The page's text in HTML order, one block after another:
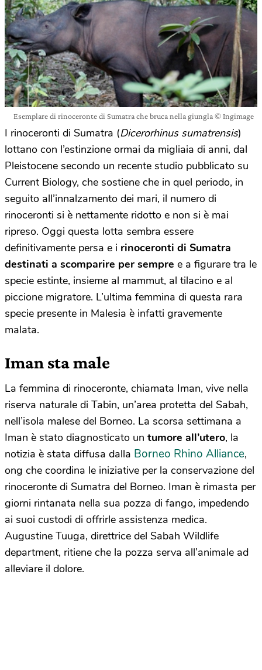
Esemplare di rinoceronte di Sumatra che bruca nella giungla © Ingimage
I rinoceronti di Sumatra (Dicerorhinus sumatrensis)
lottano con l’estinzione ormai da migliaia di anni, dal
Pleistocene secondo un recente studio pubblicato su
Current Biology, che sostiene che in quel periodo, in
seguito all’innalzamento dei mari, il numero di
rinoceronti si è nettamente ridotto e non si è mai
ripreso. Oggi questa lotta sembra essere
definitivamente persa e i rinoceronti di Sumatra
destinati a scomparire per sempre e a figurare tra le
specie estinte, insieme al mammut, al tilacino e al
piccione migratore. L’ultima femmina di questa rara
specie presente in Malesia è infatti gravemente
malata.
Iman sta male
La femmina di rinoceronte, chiamata Iman, vive nella
riserva naturale di Tabin, un’area protetta del Sabah,
nell’isola malese del Borneo. La scorsa settimana a
Iman è stato diagnosticato un tumore all’utero, la
notizia è stata diffusa dalla Borneo Rhino Alliance,
ong che coordina le iniziative per la conservazione del
rinoceronte di Sumatra del Borneo. Iman è rimasta per
giorni rintanata nella sua pozza di fango, impedendo
ai suoi custodi di offrirle assistenza medica.
Augustine Tuuga, direttrice del Sabah Wildlife
department, ritiene che la pozza serva all’animale ad
alleviare il dolore.